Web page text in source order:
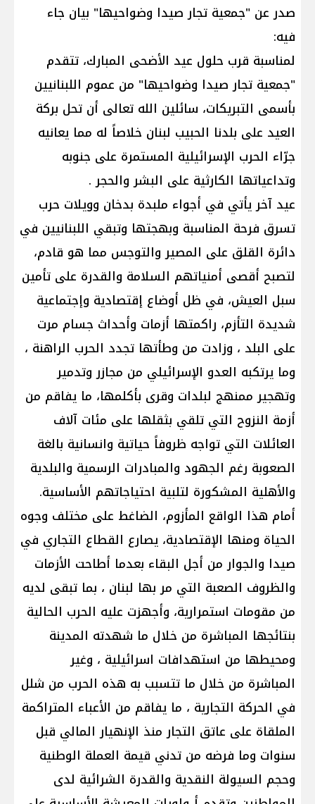
صدر عن "جمعية تجار صيدا وضواحيها" بيان جاء
فيه:
لمناسبة قرب حلول عيد الأضحى المبارك، تتقدم
"جمعية تجار صيدا وضواحيها" من عموم اللبنانيين
بأسمى التبريكات، سائلين الله تعالى أن تحل بركة
العيد على بلدنا الحبيب لبنان خلاصاً له مما يعانيه
جرّاء الحرب الإسرائيلية المستمرة على جنوبه
وتداعياتها الكارثية على البشر والحجر .
عيد آخر يأتي في أجواء ملبدة بدخان وويلات حرب
تسرق فرحة المناسبة وبهجتها وتبقي اللبنانيين في
دائرة القلق على المصير والتوجس مما هو قادم،
لتصبح أقصى أمنياتهم السلامة والقدرة على تأمين
سبل العيش، في ظل أوضاع إقتصادية وإجتماعية
شديدة التأزم، راكمتها أزمات وأحداث جسام مرت
على البلد ، وزادت من وطأتها تجدد الحرب الراهنة ،
وما يرتكبه العدو الإسرائيلي من مجازر وتدمير
وتهجير ممنهج لبلدات وقرى بأكلمها، ما يفاقم من
أزمة النزوح التي تلقي بثقلها على مئات آلاف
العائلات التي تواجه ظروفاً حياتية وانسانية بالغة
الصعوبة رغم الجهود والمبادرات الرسمية والبلدية
والأهلية المشكورة لتلبية احتياجاتهم الأساسية.
أمام هذا الواقع المأزوم، الضاغط على مختلف وجوه
الحياة ومنها الإقتصادية، يصارع القطاع التجاري في
صيدا والجوار من أجل البقاء بعدما أطاحت الأزمات
والظروف الصعبة التي مر بها لبنان ، بما تبقى لديه
من مقومات استمرارية، وأجهزت عليه الحرب الحالية
بنتائجها المباشرة من خلال ما شهدته المدينة
ومحيطها من استهدافات اسرائيلية ، وغير
المباشرة من خلال ما تتسبب به هذه الحرب من شلل
في الحركة التجارية ، ما يفاقم من الأعباء المتراكمة
الملقاة على عاتق التجار منذ الإنهيار المالي قبل
سنوات وما فرضه من تدني قيمة العملة الوطنية
وحجم السيولة النقدية والقدرة الشرائية لدى